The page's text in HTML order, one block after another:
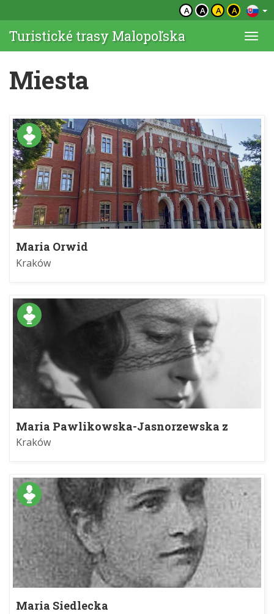
A A A A
Turistické trasy Malopoľska
Miesta
Maria Orwid
Kraków
Maria Pawlikowska-Jasnorzewska z
Kossaków
Kraków
Maria Siedlecka